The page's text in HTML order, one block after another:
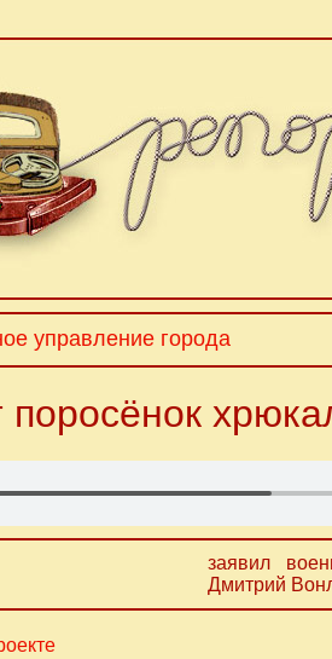
управление города
поросёнок
заявил
Дмитрий